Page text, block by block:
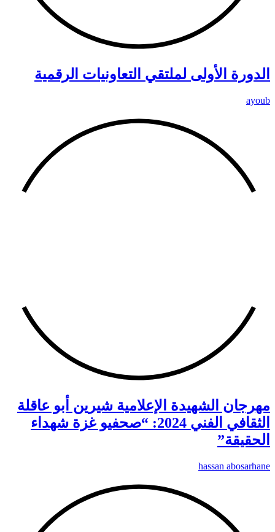
الدورة الأولى لملتقي التعاونيات الرقمية
ayoub
مهرجان الشهيدة الإعلامية شيرين أبو عاقلة
الثقافي الفني 2024: “صحفيو غزة شهداء
الحقيقة”
hassan abosarhane